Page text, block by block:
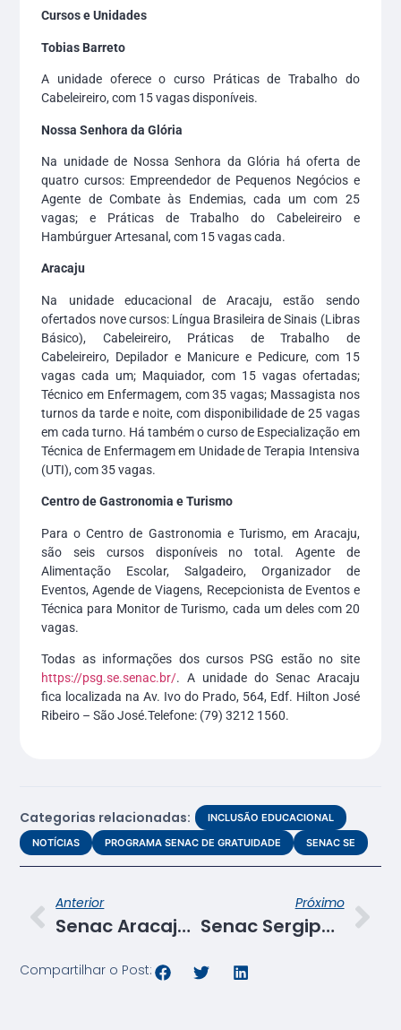
Cursos e Unidades
Tobias Barreto
A unidade oferece o curso Práticas de Trabalho do
Cabeleireiro, com 15 vagas disponíveis.
Nossa Senhora da Glória
Na unidade de Nossa Senhora da Glória há oferta de
quatro cursos: Empreendedor de Pequenos Negócios e
Agente de Combate às Endemias, cada um com 25
vagas; e Práticas de Trabalho do Cabeleireiro e
Hambúrguer Artesanal, com 15 vagas cada.
Aracaju
Na unidade educacional de Aracaju, estão sendo
ofertados nove cursos: Língua Brasileira de Sinais (Libras
Básico), Cabeleireiro, Práticas de Trabalho de
Cabeleireiro, Depilador e Manicure e Pedicure, com 15
vagas cada um; Maquiador, com 15 vagas ofertadas;
Técnico em Enfermagem, com 35 vagas; Massagista nos
turnos da tarde e noite, com disponibilidade de 25 vagas
em cada turno. Há também o curso de Especialização em
Técnica de Enfermagem em Unidade de Terapia Intensiva
(UTI), com 35 vagas.
Centro de Gastronomia e Turismo
Para o Centro de Gastronomia e Turismo, em Aracaju,
são seis cursos disponíveis no total. Agente de
Alimentação Escolar, Salgadeiro, Organizador de
Eventos, Agende de Viagens, Recepcionista de Eventos e
Técnica para Monitor de Turismo, cada um deles com 20
vagas.
Todas as informações dos cursos PSG estão no site
https://psg.se.senac.br/. A unidade do Senac Aracaju
fica localizada na Av. Ivo do Prado, 564, Edf. Hilton José
Ribeiro – São José.Telefone: (79) 3212 1560.
Categorias relacionadas:
INCLUSÃO EDUCACIONAL
NOTÍCIAS
PROGRAMA SENAC DE GRATUIDADE SENAC SE
Anterior
Senac Aracaju abre 120 vagas para cursos ligados à área de Gastronomia e Turismo
Próximo
Senac Sergipe realiza reunião pedagógica com representante do MPSE
Compartilhar o Post: